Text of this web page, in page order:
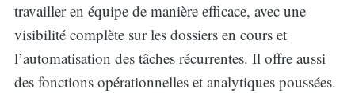
travailler en équipe de manière efficace, avec une
visibilité complète sur les dossiers en cours et
l’automatisation des tâches récurrentes. Il offre aussi
des fonctions opérationnelles et analytiques poussées.